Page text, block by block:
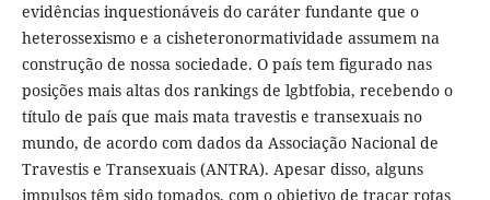
evidências inquestionáveis do caráter fundante que o
heterossexismo e a cisheteronormatividade assumem na
construção de nossa sociedade. O país tem figurado nas
posições mais altas dos rankings de lgbtfobia, recebendo o
título de país que mais mata travestis e transexuais no
mundo, de acordo com dados da Associação Nacional de
Travestis e Transexuais (ANTRA). Apesar disso, alguns
impulsos têm sido tomados, com o objetivo de traçar rotas